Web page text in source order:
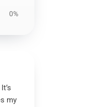
0%
my